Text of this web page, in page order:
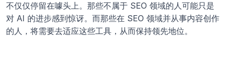
不仅仅停留在噱头上。那些不属于 SEO 领域的人可能只是
对 AI 的进步感到惊讶。而那些在 SEO 领域并从事内容创作
的人，将需要去适应这些工具，从而保持领先地位。